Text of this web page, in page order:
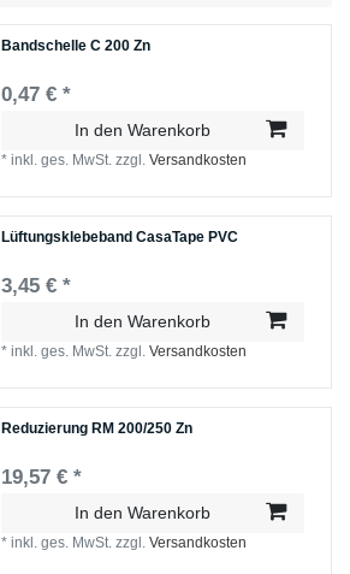
Bandschelle C 200 Zn
0,47 € *
In den Warenkorb
*inkl. ges. MwSt. zzgl.Versandkosten
Lüftungsklebeband CasaTape PVC
3,45 € *
In den Warenkorb
*inkl. ges. MwSt. zzgl.Versandkosten
Reduzierung RM 200/250 Zn
19,57 € *
In den Warenkorb
*inkl. ges. MwSt. zzgl.Versandkosten